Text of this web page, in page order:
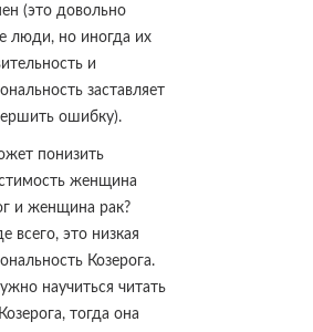
(это довольно
люди, но иногда их
и
заставляет
ошибку).
понизить
женщина
и женщина рак?
всего, это низкая
Козерога.
научиться читать
тогда она